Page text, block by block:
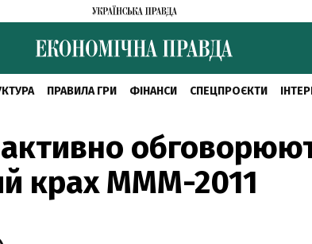
ПРАВИЛА ГРИ ФІНАНСИ СПЕЦПРОЄКТИ
крах МММ-2011